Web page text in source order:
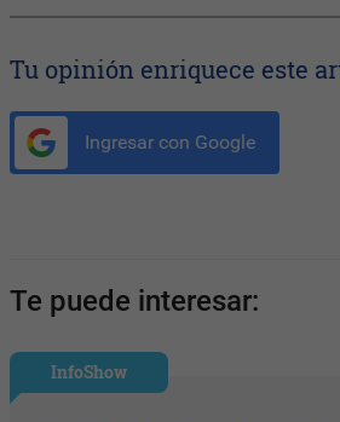
Tu opinión enriquece este
Ingresar con Google
Te puede interesar:
InfoShow